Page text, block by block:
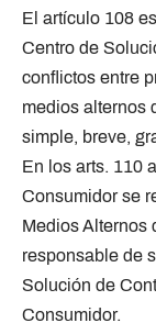
El artículo 108
Centro de
conflictos entre
medios alternos
simple, breve,
En los arts. 110
Consumidor se
Medios Alternos
responsable de
Solución de
Consumidor.